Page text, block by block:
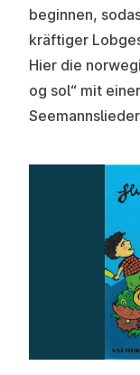
beginnen,
kräftiger
Hier die
og sol“ mit